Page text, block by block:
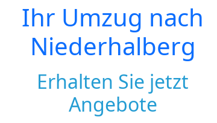
Ihr Umzug nach
Niederhalberg
Erhalten Sie jetzt
Angebote